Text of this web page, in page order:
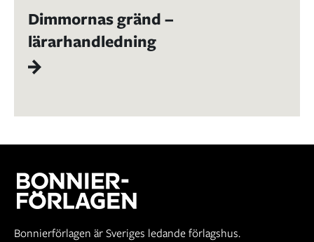
Dimmornas gränd –
lärarhandledning
Bonnierförlagen är Sveriges ledande förlagshus.